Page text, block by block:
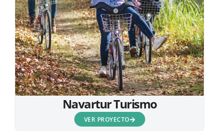
Navartur Turismo
VER PROYECTO